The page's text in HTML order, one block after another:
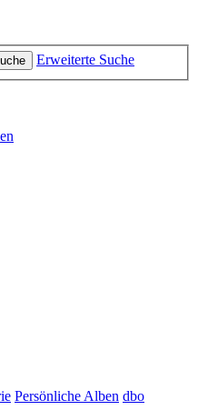
Erweiterte Suche
Persönliche Alben dbo